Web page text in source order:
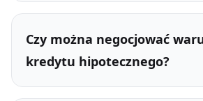
Czy można negocjować
kredytu hipotecznego?